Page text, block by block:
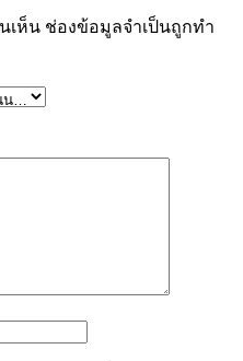
เห็น ช่องข้อมูลจำเป็นถูกทำ